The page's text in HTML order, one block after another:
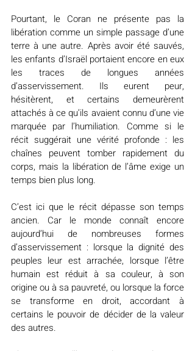
Pourtant, le Coran ne présente pas la
libération comme un simple passage d’une
terre à une autre. Après avoir été sauvés,
les enfants d’Israël portaient encore en eux
les traces de longues années
d’asservissement. Ils eurent peur,
hésitèrent, et certains demeurèrent
attachés à ce qu’ils avaient connu d’une vie
marquée par l’humiliation. Comme si le
récit suggérait une vérité profonde : les
chaînes peuvent tomber rapidement du
corps, mais la libération de l’âme exige un
temps bien plus long.
C’est ici que le récit dépasse son temps
ancien. Car le monde connaît encore
aujourd’hui de nombreuses formes
d’asservissement : lorsque la dignité des
peuples leur est arrachée, lorsque l’être
humain est réduit à sa couleur, à son
origine ou à sa pauvreté, ou lorsque la force
se transforme en droit, accordant à
certains le pouvoir de décider de la valeur
des autres.